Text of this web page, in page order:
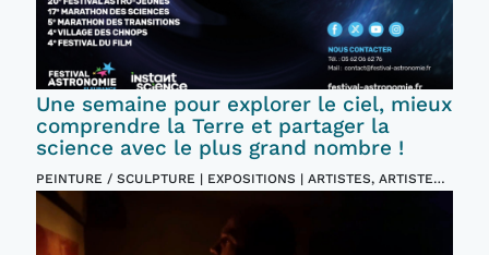
Une semaine pour explorer le ciel, mieux
comprendre la Terre et partager la
science avec le plus grand nombre !
PEINTURE / SCULPTURE | EXPOSITIONS | ARTISTES, ARTISTES
PLASTICIENS | EVENTS ET FESTIVALS